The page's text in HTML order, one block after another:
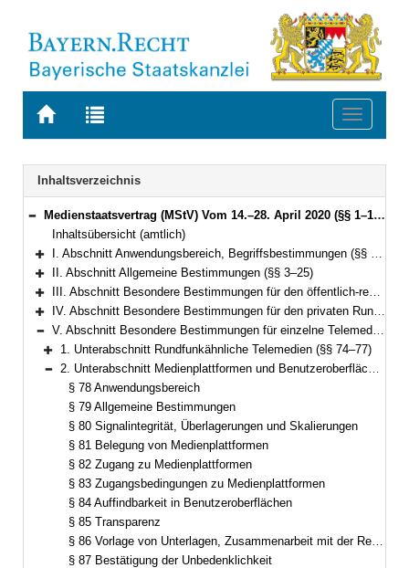
Zur
BAYERN.RECHT
Zur
letzten
Suche
Toggle
Navigation
Inhaltsverzeichnis
Bereich reduzieren
Medienstaatsvertrag (MStV) Vom 14.–28. April 2020 (§§ 1–122)
Inhaltsübersicht (amtlich)
Bereich erweitern
I. Abschnitt Anwendungsbereich, Begriffsbestimmungen (§§ 1–2)
Bereich erweitern
II. Abschnitt Allgemeine Bestimmungen (§§ 3–25)
Bereich erweitern
III. Abschnitt Besondere Bestimmungen für den öffentlich-rechtlichen Rundfunk (§§ 26–49)
Bereich erweitern
IV. Abschnitt Besondere Bestimmungen für den privaten Rundfunk (§§ 50–73)
Bereich reduzieren
V. Abschnitt Besondere Bestimmungen für einzelne Telemedien (§§ 74–99e)
Bereich erweitern
1. Unterabschnitt Rundfunkähnliche Telemedien (§§ 74–77)
Bereich reduzieren
2. Unterabschnitt Medienplattformen und Benutzeroberflächen (§§ 78–90)
§ 78 Anwendungsbereich
§ 79 Allgemeine Bestimmungen
§ 80 Signalintegrität, Überlagerungen und Skalierungen
§ 81 Belegung von Medienplattformen
§ 82 Zugang zu Medienplattformen
§ 83 Zugangsbedingungen zu Medienplattformen
§ 84 Auffindbarkeit in Benutzeroberflächen
§ 85 Transparenz
§ 86 Vorlage von Unterlagen, Zusammenarbeit mit der Regulierungsbehörde für Telekommunikation
§ 87 Bestätigung der Unbedenklichkeit